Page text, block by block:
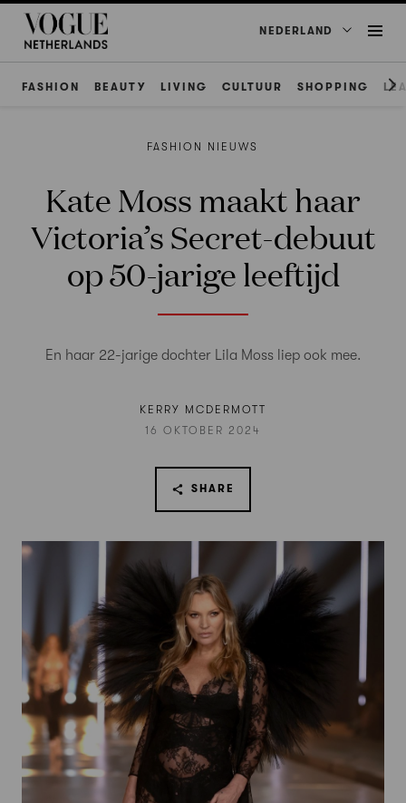
NEDERLAND
FASHION BEAUTY LIVING CULTUUR SHOPPING
FASHION NIEUWS
Kate Moss maakt haar
Victoria’s Secret-debuut
op 50-jarige leeftijd
En haar 22-jarige dochter Lila Moss liep ook mee.
KERRY MCDERMOTT
16 OKTOBER 2024
SHARE